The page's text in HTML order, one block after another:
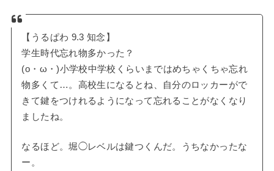
【うるぱわ 9.3 知念】
学生時代忘れ物多かった？
(o・ω・)小学校中学校くらいまではめちゃくちゃ忘れ
物多くて…。高校生になるとね、自分のロッカーがで
きて鍵をつけれるようになって忘れることがなくなり
ましたね。
なるほど。堀◯レベルは鍵つくんだ。うちなかったな
ー。